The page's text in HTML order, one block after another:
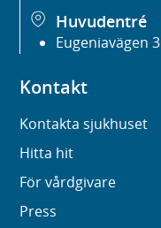
Huvudentré
Eugeniavägen 3
Kontakt
Kontakta sjukhuset
Hitta hit
För vårdgivare
Press